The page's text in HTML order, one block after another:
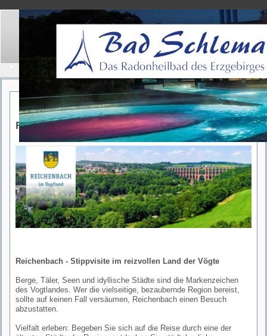
Aktuelle Seite:Startseite Urlaubsziele - Vogtland
Suchen
Reichenbach
Reichenbach - Stippvisite im reizvollen Land der Vögte
Berge, Täler, Seen und idyllische Städte sind die Markenzeichen
des Vogtlandes. Wer die vielseitige, bezaubernde Region bereist,
sollte auf keinen Fall versäumen, Reichenbach einen Besuch
abzustatten.
Vielfalt erleben: Begeben Sie sich auf die Reise durch eine der